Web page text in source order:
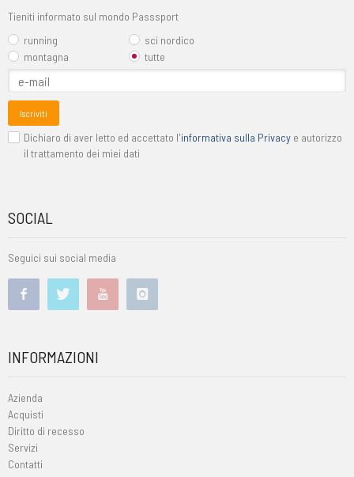
Tieniti informato sul mondo Passsport
running
sci nordico
montagna
tutte
Iscriviti
Dichiaro di aver letto ed accettato l'informativa sulla Privacy e autorizzo
il trattamento dei miei dati
SOCIAL
Seguici sui social media
INFORMAZIONI
Azienda
Acquisti
Diritto di recesso
Servizi
Contatti